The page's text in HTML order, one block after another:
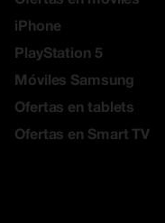
iPhone
PlayStation 5
Móviles Samsung
Ofertas en tablets
Ofertas en Smart TV